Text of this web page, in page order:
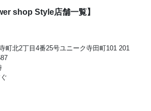
shop Style店舗一覧】
町北2丁目4番25号ユニーク寺田町101 201